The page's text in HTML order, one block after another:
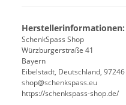
Herstellerinformationen:
SchenkSpass Shop
Würzburgerstraße 41
Bayern
Eibelstadt, Deutschland, 97246
shop@schenkspass.eu
https://schenkspass-shop.de/